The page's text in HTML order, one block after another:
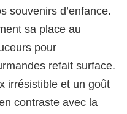
souvenirs d’enfance.
sa place au
pour
refait surface.
irrésistible et un goût
contraste avec la